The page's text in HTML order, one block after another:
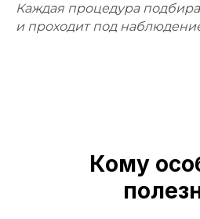
Каждая процедура
и проходит под
Кому